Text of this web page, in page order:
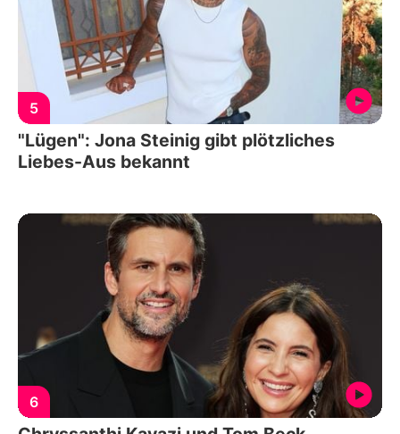
5
"Lügen": Jona Steinig gibt plötzliches
Liebes-Aus bekannt
6